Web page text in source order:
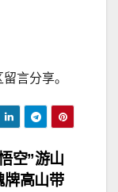
言分享。
空”游山
牌高山带